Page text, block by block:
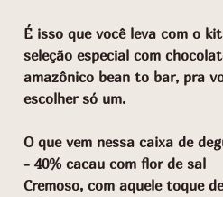
É isso que você leva com o
seleção especial com
amazônico bean to bar, pra
escolher só um.
O que vem nessa caixa de
- 40% cacau com flor de sal
Cremoso, com aquele toque